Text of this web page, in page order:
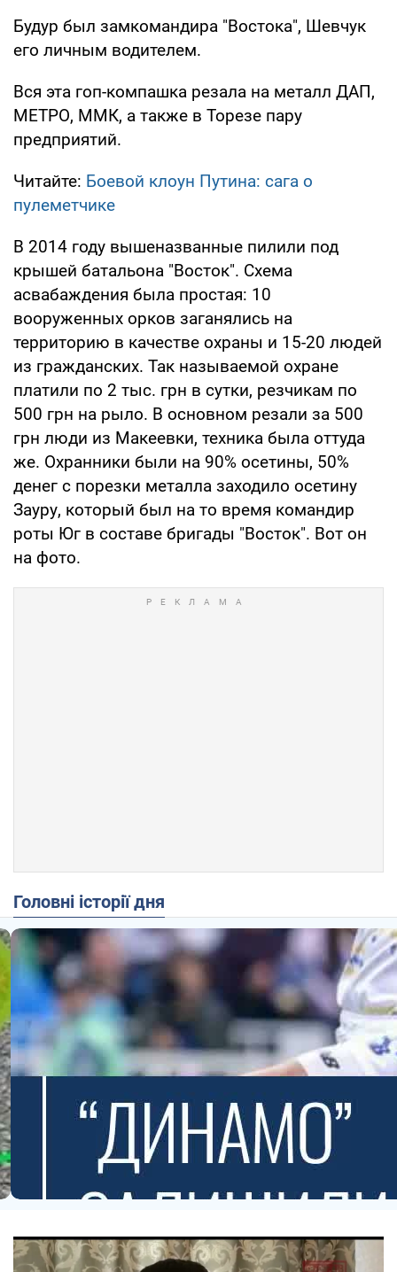
Будур был замкомандира "Востока", Шевчук
его личным водителем.
Вся эта гоп-компашка резала на металл ДАП,
МЕТРО, ММК, а также в Торезе пару
предприятий.
Читайте: Боевой клоун Путина: сага о
пулеметчике
В 2014 году вышеназванные пилили под
крышей батальона "Восток". Схема
асвабаждения была простая: 10
вооруженных орков заганялись на
территорию в качестве охраны и 15-20 людей
из гражданских. Так называемой охране
платили по 2 тыс. грн в сутки, резчикам по
500 грн на рыло. В основном резали за 500
грн люди из Макеевки, техника была оттуда
же. Охранники были на 90% осетины, 50%
денег с порезки металла заходило осетину
Зауру, который был на то время командир
роты Юг в составе бригады "Восток". Вот он
на фото.
Головні історії дня